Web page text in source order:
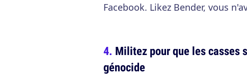
Facebook. Likez Bender, vous
Militez pour que les casses
génocide